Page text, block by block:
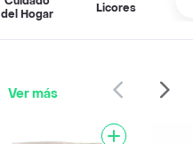
del Hogar
Licores
Ver más